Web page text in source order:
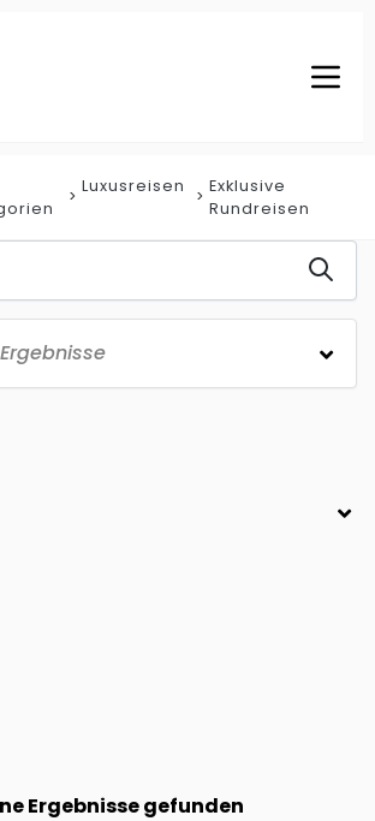
Luxusreisen
Exklusive
Rundreisen
Ergebnisse
Ergebnisse gefunden